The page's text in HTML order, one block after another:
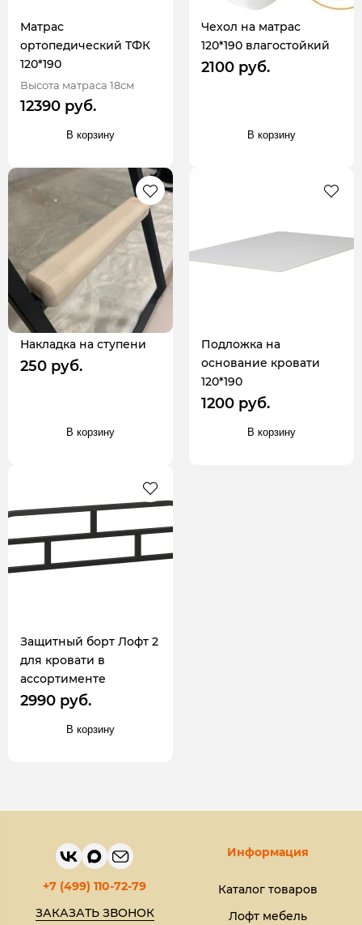
Матрас
ортопедический ТФК
120*190
Высота матраса 18см
12390 руб.
В корзину
Чехол на матрас
120*190 влагостойкий
2100 руб.
В корзину
Накладка на ступени
250 руб.
В корзину
Подложка на
основание кровати
120*190
1200 руб.
В корзину
Защитный борт Лофт 2
для кровати в
ассортименте
2990 руб.
В корзину
+7 (499) 110-72-79
ЗАКАЗАТЬ ЗВОНОК
Информация
Каталог товаров
Лофт мебель